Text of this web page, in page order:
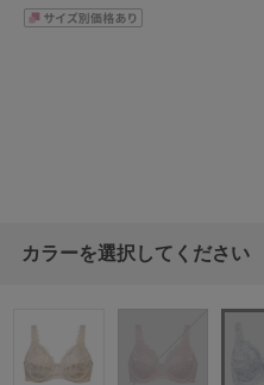
カラーを選択してください